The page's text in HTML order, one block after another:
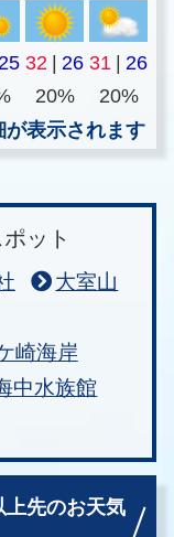
32 26 31
26
20%
20%
が表示されます
ット
大室山
崎海岸
中水族館
上先のお天気